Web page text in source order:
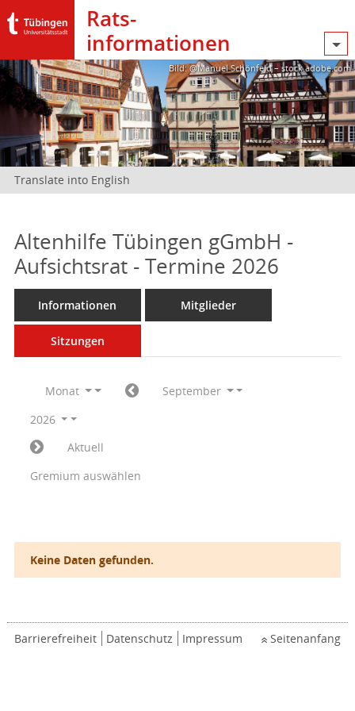
Rats­
informationen
Bild: @Manuel Schönfeld – stock.adobe.com
Translate into English
Altenhilfe Tübingen gGmbH -
Aufsichtsrat - Termine 2026
Informationen Mitglieder
Sitzungen
Monat
September
2026
Aktuell
Gremium auswählen
Keine Daten gefunden.
Barrierefreiheit Datenschutz Impressum Seitenanfang